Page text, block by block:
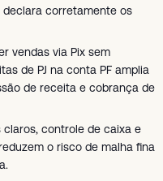
corretamente os
vendas via Pix sem
de PJ na conta PF amplia
de receita e cobrança de
claros, controle de caixa e
o risco de malha fina